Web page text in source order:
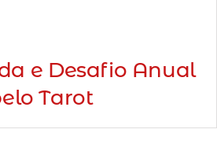
e Desafio Anual
Tarot